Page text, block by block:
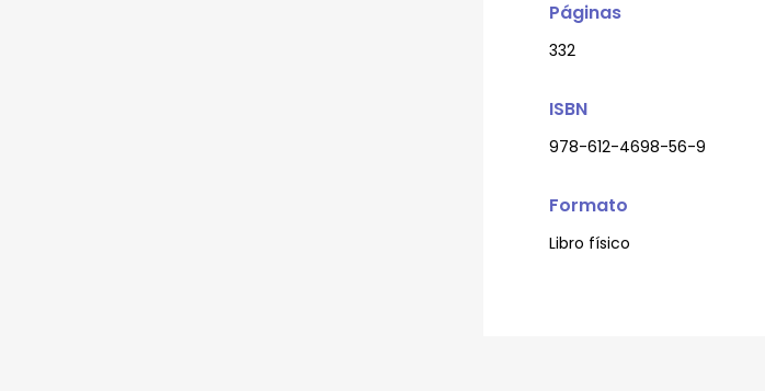
Páginas
332
ISBN
978-612-4698-56-9
Formato
Libro físico